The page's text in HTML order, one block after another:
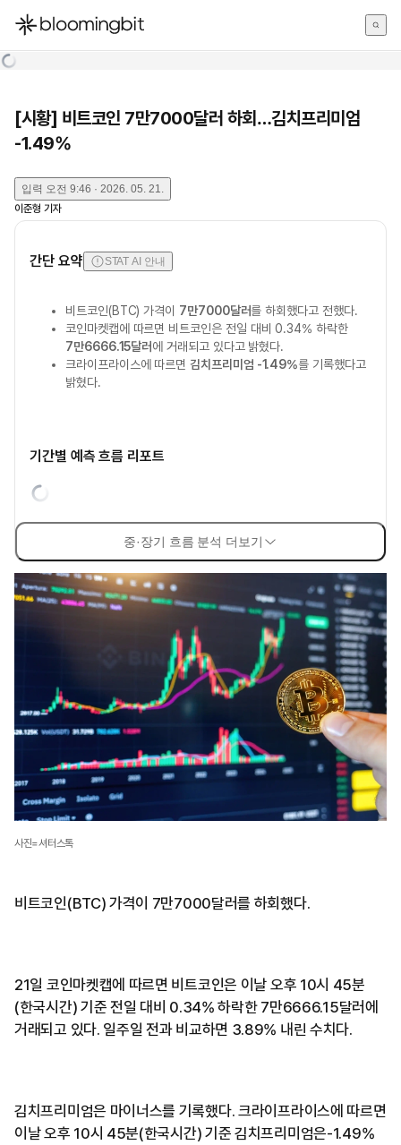
한국어
[시황] 비트코인 7만7000달러 하회…김치프리미엄
-1.49%
입력 오전 9:46 · 2026. 05. 21.
이준형 기자
간단 요약 STAT AI 안내
비트코인(BTC) 가격이 7만7000달러를 하회했다고 전했다.
코인마켓캡에 따르면 비트코인은 전일 대비 0.34% 하락한
7만6666.15달러에 거래되고 있다고 밝혔다.
크라이프라이스에 따르면김치프리미엄 -1.49%를 기록했다고
밝혔다.
기간별 예측 흐름 리포트
중·장기 흐름 분석 더보기
사진=셔터스톡
비트코인(BTC) 가격이 7만7000달러를 하회했다.
21일 코인마켓캡에 따르면 비트코인은 이날 오후 10시 45분
(한국시간) 기준 전일 대비 0.34% 하락한 7만6666.15달러에
거래되고 있다. 일주일 전과 비교하면 3.89% 내린 수치다.
김치프리미엄은 마이너스를 기록했다. 크라이프라이스에 따르면
이날 오후 10시 45분(한국시간) 기준 김치프리미엄은-1.49%